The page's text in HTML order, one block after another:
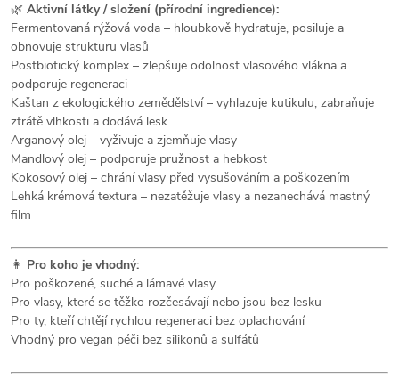
🌿 Aktivní látky / složení (přírodní ingredience):
Fermentovaná rýžová voda – hloubkově hydratuje, posiluje a
obnovuje strukturu vlasů
Postbiotický komplex – zlepšuje odolnost vlasového vlákna a
podporuje regeneraci
Kaštan z ekologického zemědělství – vyhlazuje kutikulu, zabraňuje
ztrátě vlhkosti a dodává lesk
Arganový olej – vyživuje a zjemňuje vlasy
Mandlový olej – podporuje pružnost a hebkost
Kokosový olej – chrání vlasy před vysušováním a poškozením
Lehká krémová textura – nezatěžuje vlasy a nezanechává mastný
film
👩 Pro koho je vhodný:
Pro poškozené, suché a lámavé vlasy
Pro vlasy, které se těžko rozčesávají nebo jsou bez lesku
Pro ty, kteří chtějí rychlou regeneraci bez oplachování
Vhodný pro vegan péči bez silikonů a sulfátů